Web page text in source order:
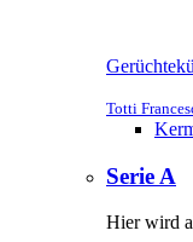
Totti
Serie A
Hier wird